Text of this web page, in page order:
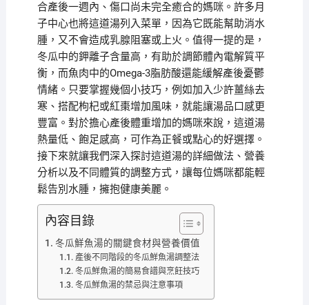
合產後一週內、傷口尚未完全癒合的媽咪。許多月
子中心也將這道湯列入菜單，因為它既能幫助消水
腫，又不會造成乳腺阻塞或上火。值得一提的是，
冬瓜中的鉀離子含量高，有助於調節體內電解質平
衡，而魚肉中的Omega-3脂肪酸還能緩解產後憂鬱
情緒。只要掌握幾個小技巧，例如加入少許薑絲去
寒、搭配枸杞或紅棗增加風味，就能讓湯品口感更
豐富。對於擔心產後體重增加的媽咪來說，這道湯
熱量低、飽足感高，可作為正餐或點心的好選擇。
接下來就讓我們深入探討這道湯的詳細做法、營養
分析以及不同體質的調整方式，讓每位媽咪都能輕
鬆告別水腫，擁抱健康美麗。
內容目錄
冬瓜鮮魚湯的關鍵食材與營養價值
產後不同階段的冬瓜鮮魚湯調整法
冬瓜鮮魚湯的簡易食譜與烹飪技巧
冬瓜鮮魚湯的禁忌與注意事項